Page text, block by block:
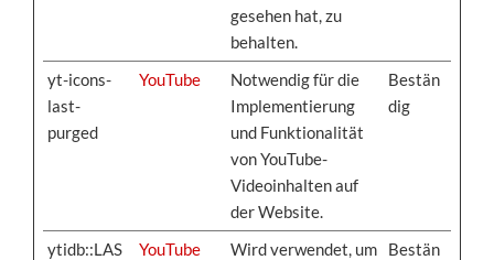
gesehen hat, zu
behalten.
yt-icons-
last-
purged
YouTube
Notwendig für die
Implementierung
und Funktionalität
von YouTube-
Videoinhalten auf
der Website.
Bestän
dig
ytidb::LAS
YouTube
Wird verwendet, um
Bestän